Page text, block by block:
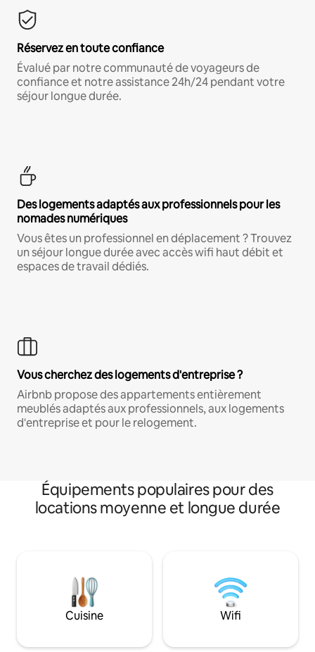
Réservez en toute confiance
Évalué par notre communauté de voyageurs de
confiance et notre assistance 24h/24 pendant votre
séjour longue durée.
Des logements adaptés aux professionnels pour les
nomades numériques
Vous êtes un professionnel en déplacement ? Trouvez
un séjour longue durée avec accès wifi haut débit et
espaces de travail dédiés.
Vous cherchez des logements d'entreprise ?
Airbnb propose des appartements entièrement
meublés adaptés aux professionnels, aux logements
d'entreprise et pour le relogement.
Équipements populaires pour des
locations moyenne et longue durée
Cuisine Wifi